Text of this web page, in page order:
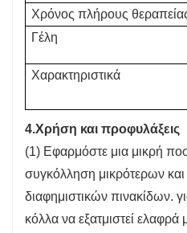
Χρόνος πλήρους
Γέλη
Χαρακτηριστικά
4.Χρήση και προφυλάξεις
(1) Εφαρμόστε μια μικρή
συγκόλληση μικρότερων
διαφημιστικών πινακίδων.
κόλλα να εξατμιστεί ελαφρά